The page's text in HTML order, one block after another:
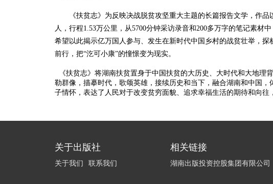
《扶贫志》为反映决战脱贫攻坚重大主题的长篇报告文学，作
人，行程1.53万公里，从5700分钟采访录音和200多万字的笔记素材
希望以此揭示亿万国人参与、发生在新时代中国乡村的战贫壮举，
前行，把“汔可小康”的憧憬变为现实。
《扶贫志》将湖南扶贫置身于中国扶贫的大历史、大时代和大地理
勒群像，描摹时代，歌颂英雄，接续历史和当下，融合湖南和中国，
子情怀，表达了人民对于改变贫穷面貌、追求幸福生活的期待和向
关于出版社
关于我们 联系我们
相关链接
湖南出版投资控股集团有限公司